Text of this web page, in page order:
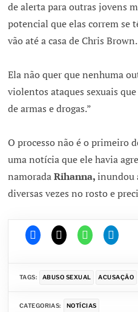
de alerta para outras jovens
potencial que elas correm se
vão até a casa de Chris Brown.
Ela não quer que nenhuma
violentos ataques sexuais
de armas e drogas.”
O processo não é o primeiro
uma notícia que ele havia
namoradaRihanna,inundou
diversas vezes no rosto e
TAGS: ABUSO SEXUAL ACUSAÇÃO
CATEGORIAS: NOTÍCIAS